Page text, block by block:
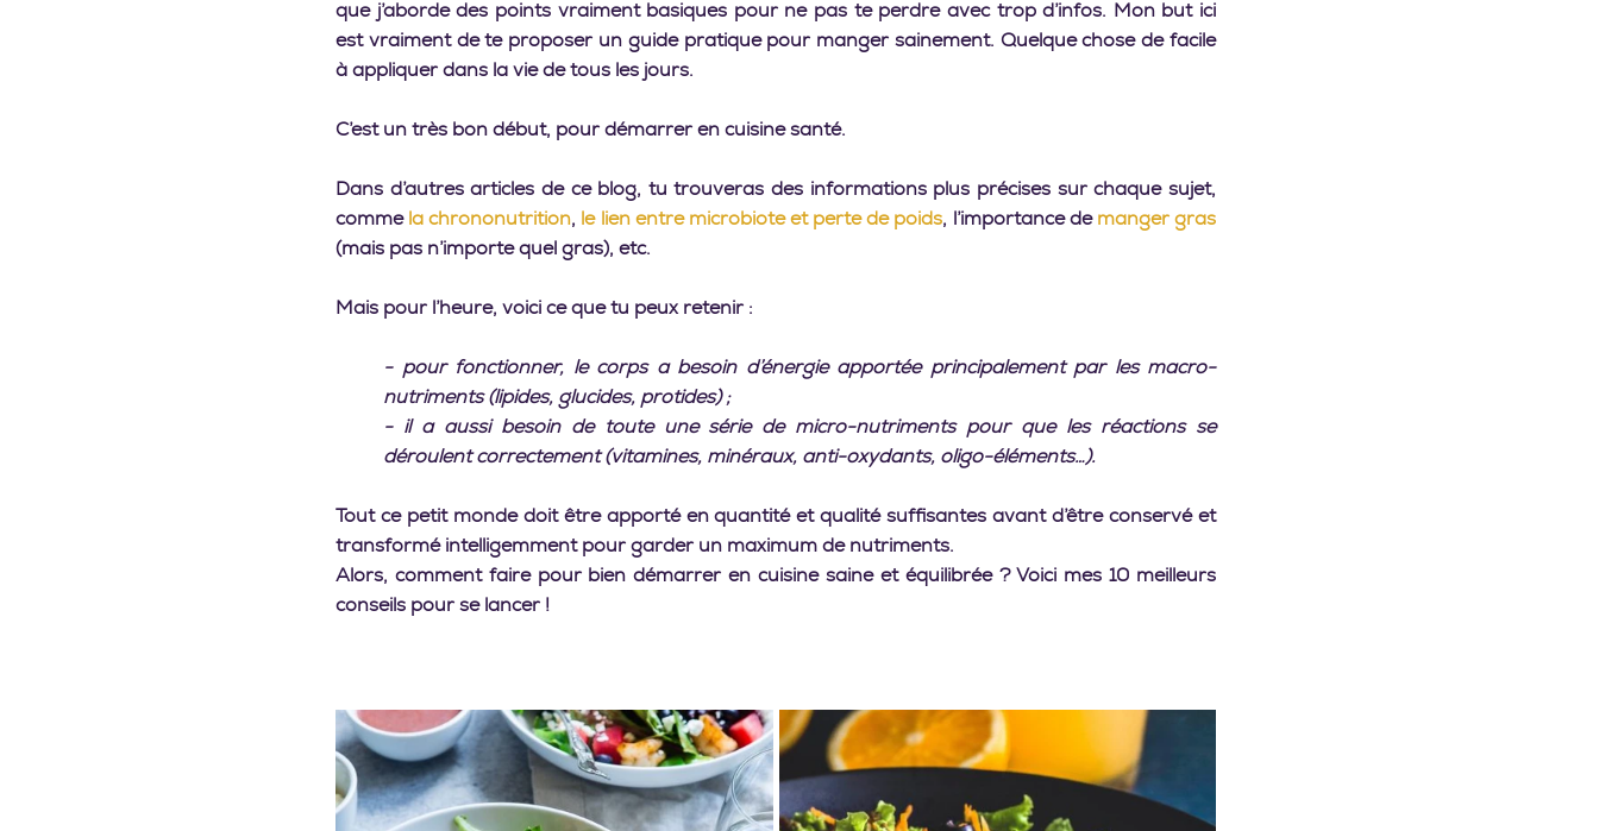
que j’aborde des points vraiment basiques pour ne pas te perdre avec trop d’infos. Mon but ici
est vraiment de te proposer un guide pratique pour manger sainement. Quelque chose de facile
à appliquer dans la vie de tous les jours.
C’est un très bon début, pour démarrer en cuisine santé.
Dans d’autres articles de ce blog, tu trouveras des informations plus précises sur chaque sujet,
comme la chrononutrition, le lien entre microbiote et perte de poids, l’importance de manger gras
(mais pas n’importe quel gras), etc.
Mais pour l’heure, voici ce que tu peux retenir :
- pour fonctionner, le corps a besoin d’énergie apportée principalement par les macro-
nutriments (lipides, glucides, protides) ;
- il a aussi besoin de toute une série de micro-nutriments pour que les réactions se
déroulent correctement (vitamines, minéraux, anti-oxydants, oligo-éléments…).
Tout ce petit monde doit être apporté en quantité et qualité suffisantes avant d’être conservé et
transformé intelligemment pour garder un maximum de nutriments.
Alors, comment faire pour bien démarrer en cuisine saine et équilibrée ? Voici mes 10 meilleurs
conseils pour se lancer !